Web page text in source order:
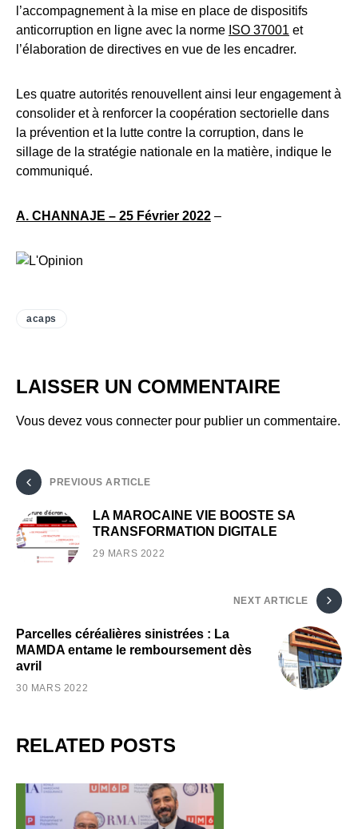
l’accompagnement à la mise en place de dispositifs
anticorruption en ligne avec la norme ISO 37001 et
l’élaboration de directives en vue de les encadrer.
Les quatre autorités renouvellent ainsi leur engagement à
consolider et à renforcer la coopération sectorielle dans
la prévention et la lutte contre la corruption, dans le
sillage de la stratégie nationale en la matière, indique le
communiqué.
A. CHANNAJE – 25 Février 2022 –
acaps
LAISSER UN COMMENTAIRE
Vous devez vous connecter pour publier un commentaire.
PREVIOUS ARTICLE
LA MAROCAINE VIE BOOSTE SA
TRANSFORMATION DIGITALE
29 MARS 2022
NEXT ARTICLE
Parcelles céréalières sinistrées : La
MAMDA entame le remboursement dès
avril
30 MARS 2022
RELATED POSTS